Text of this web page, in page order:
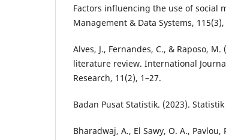
Factors influencing the use of social
Management & Data Systems, 115(3),
Alves, J., Fernandes, C., & Raposo,
literature review. International
Research, 11(2), 1–27.
Badan Pusat Statistik. (2023).
Bharadwaj, A., El Sawy, O. A.,